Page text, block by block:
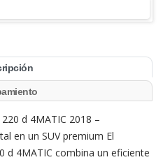
220 d 4MATIC 2018 –
en un SUV premium El
d 4MATIC combina un eficiente